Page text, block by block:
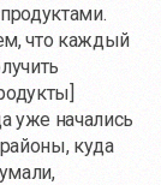
что каждый
уже начались
куда